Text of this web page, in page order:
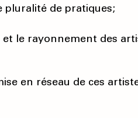
pluralité de pratiques;
le rayonnement des
en réseau de ces